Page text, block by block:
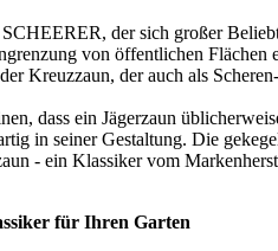
der sich großer
von öffentlichen
Kreuzzaun, der auch als
dass ein Jägerzaun
in seiner Gestaltung. Die
- ein Klassiker vom
für Ihren Garten